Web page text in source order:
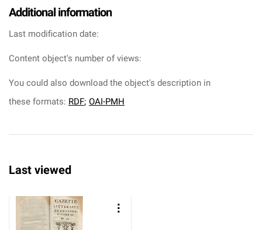
Additional information
Last modification date:
Content object's number of views:
You could also download the object's description in
these formats: RDF; OAI-PMH
Last viewed